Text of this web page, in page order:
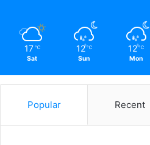
17 ℃
Sat
12 ℃
Sun
12 ℃
Mon
Popular Recent